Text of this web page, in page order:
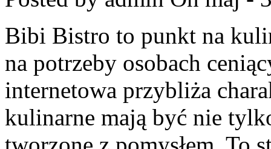
Bibi Bistro to punkt na
na potrzeby osobach
internetowa przybliża
kulinarne mają być nie